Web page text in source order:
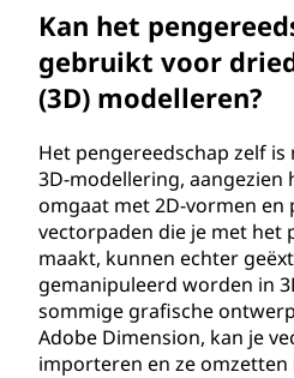
Kan het
gebruikt voor
(3D) modelleren?
Het pengereedschap zelf
3D-modellering, aangezien
omgaat met 2D-vormen en
vectorpaden die je met het
maakt, kunnen echter
gemanipuleerd worden in
sommige grafische
Adobe Dimension, kan je
importeren en ze omzetten